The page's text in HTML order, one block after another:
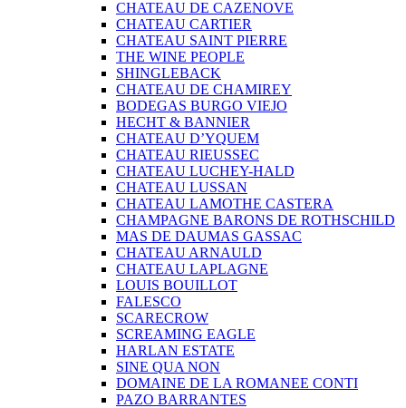
CHATEAU DE CAZENOVE
CHATEAU CARTIER
CHATEAU SAINT PIERRE
THE WINE PEOPLE
SHINGLEBACK
CHATEAU DE CHAMIREY
BODEGAS BURGO VIEJO
HECHT & BANNIER
CHATEAU D’YQUEM
CHATEAU RIEUSSEC
CHATEAU LUCHEY-HALD
CHATEAU LUSSAN
CHATEAU LAMOTHE CASTERA
CHAMPAGNE BARONS DE ROTHSCHILD
MAS DE DAUMAS GASSAC
CHATEAU ARNAULD
CHATEAU LAPLAGNE
LOUIS BOUILLOT
FALESCO
SCARECROW
SCREAMING EAGLE
HARLAN ESTATE
SINE QUA NON
DOMAINE DE LA ROMANEE CONTI
PAZO BARRANTES